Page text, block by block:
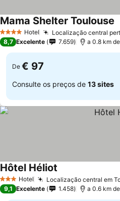
4 EstrelasHotel Localização central
Mama Shelter Toulouse
8,7 Excelente 7.659 a 0.8 km
De € 97
Consulte os preços de 13 sites
3 EstrelasHotel Localização central em
Hôtel Héliot
9,1 Excelente 1.458 a 0.6 km